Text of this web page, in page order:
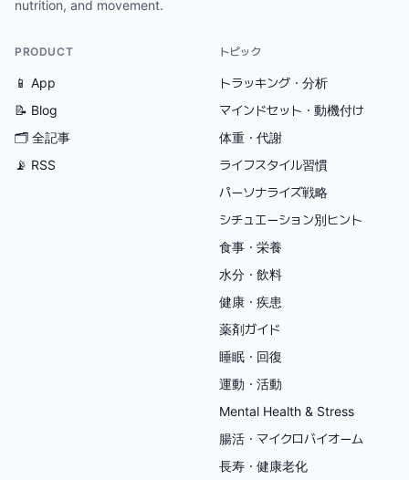
nutrition, and movement.
PRODUCT
📱 App
📝 Blog
🗂 全記事
📡 RSS
トピック
トラッキング・分析
マインドセット・動機付け
体重・代謝
ライフスタイル習慣
パーソナライズ戦略
シチュエーション別ヒント
食事・栄養
水分・飲料
健康・疾患
薬剤ガイド
睡眠・回復
運動・活動
Mental Health & Stress
腸活・マイクロバイオーム
長寿・健康老化